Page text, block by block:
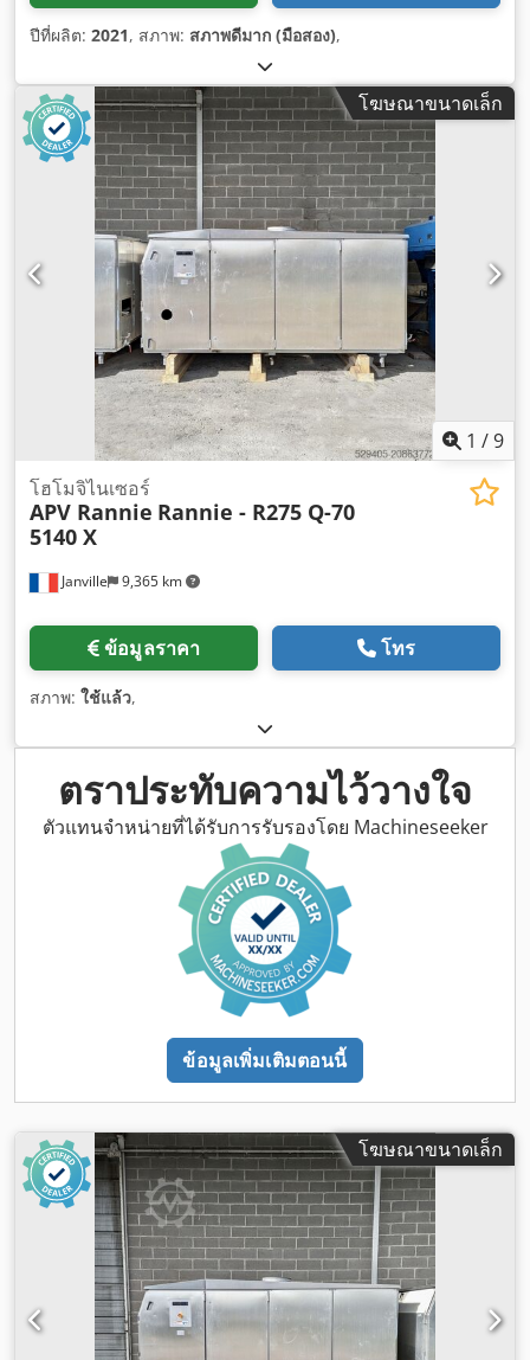
ปีที่ผลิต: 2021, สภาพ: สภาพดีมาก (มือสอง),
โฆษณาขนาดเล็ก
1 /9
Janville 9,365 km
โฮโมจิไนเซอร์
APV Rannie Rannie - R275 Q-70
5140 X
ข้อมูลราคา โทร
สภาพ: ใช้แล้ว,
ตราประทับความไว้วางใจ
ตัวแทนจำหน่ายที่ได้รับการรับรองโดย Machineseeker
ข้อมูลเพิ่มเติมตอนนี้
โฆษณาขนาดเล็ก